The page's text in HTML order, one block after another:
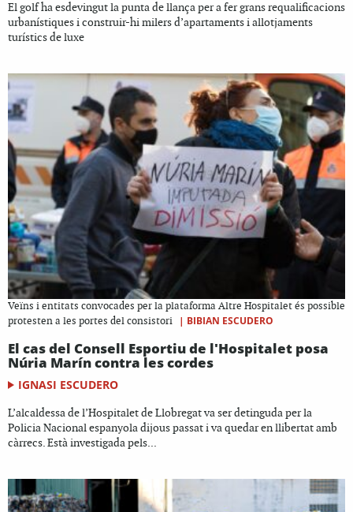
El golf ha esdevingut la punta de llança per a fer grans requalificacions
urbanístiques i construir-hi milers d’apartaments i allotjaments
turístics de luxe
Veïns i entitats convocades per la plataforma Altre Hospitalet és possible
protesten a les portes del consistori
| BIBIAN ESCUDERO
El cas del Consell Esportiu de l'Hospitalet posa
Núria Marín contra les cordes
IGNASI ESCUDERO
L’alcaldessa de l’Hospitalet de Llobregat va ser detinguda per la
Policia Nacional espanyola dijous passat i va quedar en llibertat amb
càrrecs. Està investigada pels...